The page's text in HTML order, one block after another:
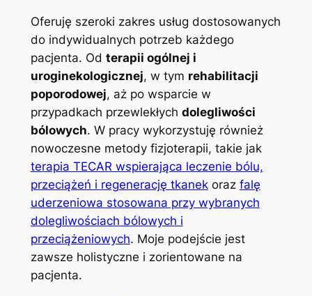
Oferuję szeroki zakres usług dostosowanych
do indywidualnych potrzeb każdego
pacjenta. Od terapii ogólnej i
uroginekologicznej, w tym rehabilitacji
poporodowej, aż po wsparcie w
przypadkach przewlekłych dolegliwości
bólowych. W pracy wykorzystuję również
nowoczesne metody fizjoterapii, takie jak
terapia TECAR wspierająca leczenie bólu,
przeciążeń i regenerację tkanekoraz falę
uderzeniowa stosowana przy wybranych
dolegliwościach bólowych i
przeciążeniowych. Moje podejście jest
zawsze holistyczne i zorientowane na
pacjenta.